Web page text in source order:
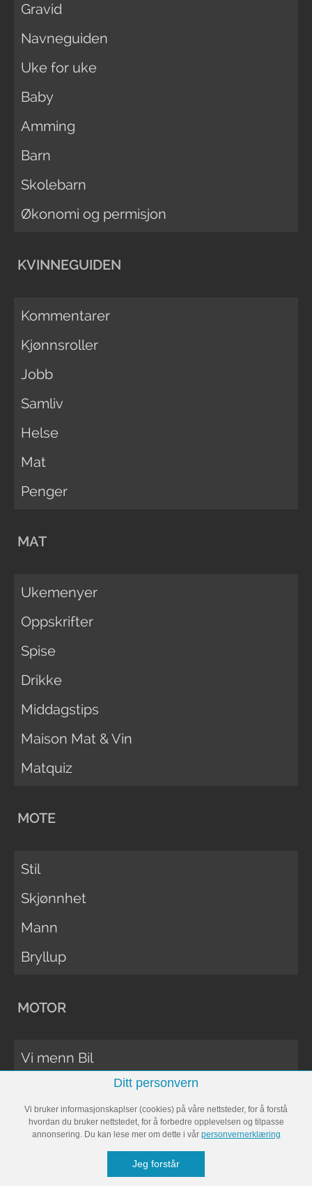
Gravid
Navneguiden
Uke for uke
Baby
Amming
Barn
Skolebarn
Økonomi og permisjon
KVINNEGUIDEN
Kommentarer
Kjønnsroller
Jobb
Samliv
Helse
Mat
Penger
MAT
Ukemenyer
Oppskrifter
Spise
Drikke
Middagstips
Maison Mat & Vin
Matquiz
MOTE
Stil
Skjønnhet
Mann
Bryllup
MOTOR
Vi menn Bil
Vi Menn Båt
Ditt personvern
Vi bruker informasjonskaplser (cookies) på våre nettsteder, for å forstå
hvordan du bruker nettstedet, for å forbedre opplevelsen og tilpasse
annonsering. Du kan lese mer om dette i vår personvernerklæring
Jeg forstår